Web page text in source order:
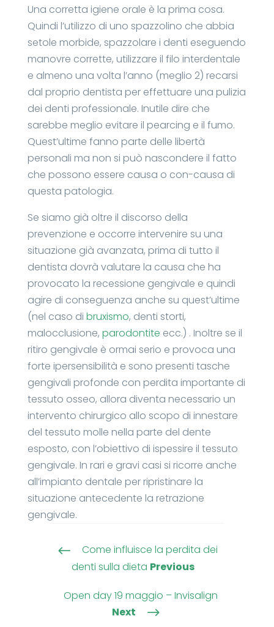
Una corretta igiene orale è la prima cosa.
Quindi l’utilizzo di uno spazzolino che abbia
setole morbide, spazzolare i denti eseguendo
manovre corrette, utilizzare il filo interdentale
e almeno una volta l’anno (meglio 2) recarsi
dal proprio dentista per effettuare una pulizia
dei denti professionale. Inutile dire che
sarebbe meglio evitare il pearcing e il fumo.
Quest’ultime fanno parte delle libertà
personali ma non si può nascondere il fatto
che possono essere causa o con-causa di
questa patologia.
Se siamo già oltre il discorso della
prevenzione e occorre intervenire su una
situazione già avanzata, prima di tutto il
dentista dovrà valutare la causa che ha
provocato la recessione gengivale e quindi
agire di conseguenza anche su quest’ultime
(nel caso di bruxismo, denti storti,
malocclusione, parodontite ecc.) . Inoltre se il
ritiro gengivale è ormai serio e provoca una
forte ipersensibilità e sono presenti tasche
gengivali profonde con perdita importante di
tessuto osseo, allora diventa necessario un
intervento chirurgico allo scopo di innestare
del tessuto molle nella parte del dente
esposto, con l’obiettivo di ispessire il tessuto
gengivale. In rari e gravi casi si ricorre anche
all’impianto dentale per ripristinare la
situazione antecedente la retrazione
gengivale.
#
Come influisce la perdita dei
denti sulla dieta Previous
Open day 19 maggio – Invisalign
Next
$